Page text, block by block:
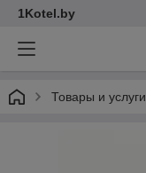
1Kotel.by
Товары и услуги